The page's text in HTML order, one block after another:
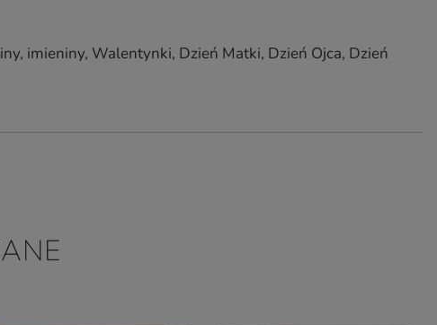
imieniny, Walentynki, Dzień Matki, Dzień Ojca, Dzień